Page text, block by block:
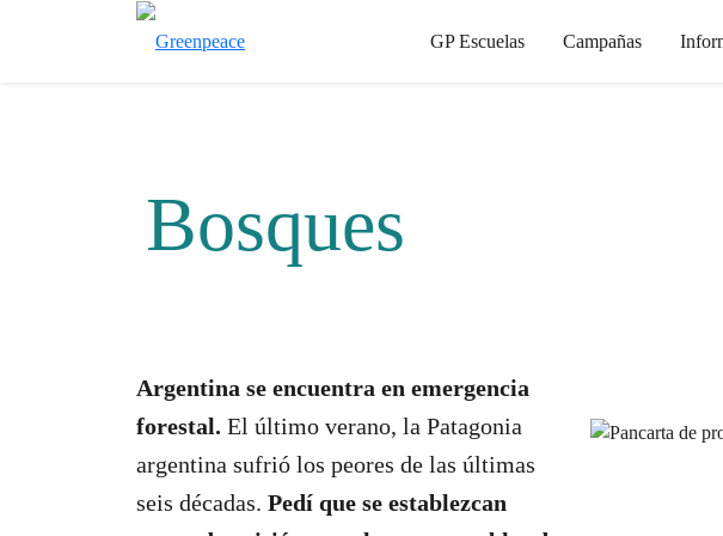
GP Escuelas Campañas
Bosques
Argentina se encuentra en emergencia
forestal. El último verano, la Patagonia
argentina sufrió los peores de las últimas
seis décadas. Pedí que se establezcan